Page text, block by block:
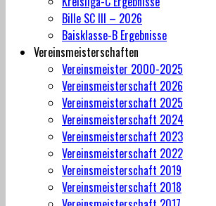
Bille SC III – 2026
Baisklasse-B Ergebnisse
Vereinsmeisterschaften
Vereinsmeister 2000-2025
Vereinsmeisterschaft 2026
Vereinsmeisterschaft 2025
Vereinsmeisterschaft 2024
Vereinsmeisterschaft 2023
Vereinsmeisterschaft 2022
Vereinsmeisterschaft 2019
Vereinsmeisterschaft 2018